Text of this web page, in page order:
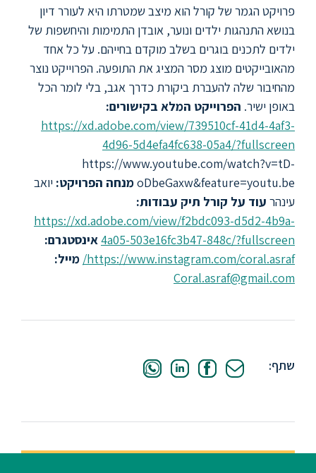
אנגלית
ועברית
תואר
שני
המרכז
הקדם
אקדמי
לימודי
חוץ
והמשך
פרויקט הגמר של קורל הוא מיצב שמטרתו היא לעורר דיון
בנושא התנהגות ילדים ונוער, אובדן התמימות והיחשפות של
ילדים לתכנים בוגרים בשלב מוקדם בחייהם. על כל אחד
מהאובייקטים מוצג מסר המציג את התופעה. הפרוייקט נוצר
מהחיבור שלה להעברת ביקורת כדרך אגב, בלי לומר הכל
באופן ישיר. הפרוייקט המלא בקישורים:
https://xd.adobe.com/view/739510cf-41d4-4af3-
4d96-5d4efa4fc638-05a4/?fullscreen
https://www.youtube.com/watch?v=tD-
oDbeGaxw&feature=youtu.beמנחה הפרויקט: יואב
עינהר עוד על קורל תיק עבודות:
https://xd.adobe.com/view/f2bdc093-d5d2-4b9a-
4a05-503e16fc3b47-848c/?fullscreenאינסטגרם:
https://www.instagram.com/coral.asraf/ מייל:
Coral.asraf@gmail.com
שתף: